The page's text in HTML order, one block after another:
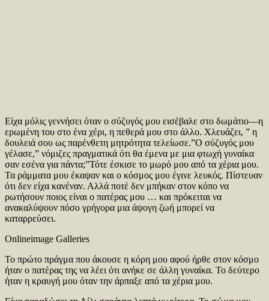
Είχα μόλις γεννήσει όταν ο σύζυγός μου εισέβαλε στο δωμάτιο—η
ερωμένη του στο ένα χέρι, η πεθερά μου στο άλλο. Χλευάζει, ” η
δουλειά σου ως παρένθετη μητρότητα τελείωσε.”Ο σύζυγός μου
γέλασε,” νόμιζες πραγματικά ότι θα έμενα με μια φτωχή γυναίκα
σαν εσένα για πάντα;”Τότε έσκισε το μωρό μου από τα χέρια μου.
Τα ράμματα μου έκαψαν και ο κόσμος μου έγινε λευκός. Πίστευαν
ότι δεν είχα κανέναν. Αλλά ποτέ δεν μπήκαν στον κόπο να
ρωτήσουν ποιος είναι ο πατέρας μου … και πρόκειται να
ανακαλύψουν πόσο γρήγορα μια άψογη ζωή μπορεί να
καταρρεύσει.
Onlineimage Galleries
Το πρώτο πράγμα που άκουσε η κόρη μου αφού ήρθε στον κόσμο
ήταν ο πατέρας της να λέει ότι ανήκε σε άλλη γυναίκα. Το δεύτερο
ήταν η κραυγή μου όταν την άρπαξε από τα χέρια μου.